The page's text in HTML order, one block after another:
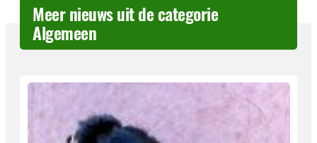
Meer nieuws uit de categorie
Algemeen